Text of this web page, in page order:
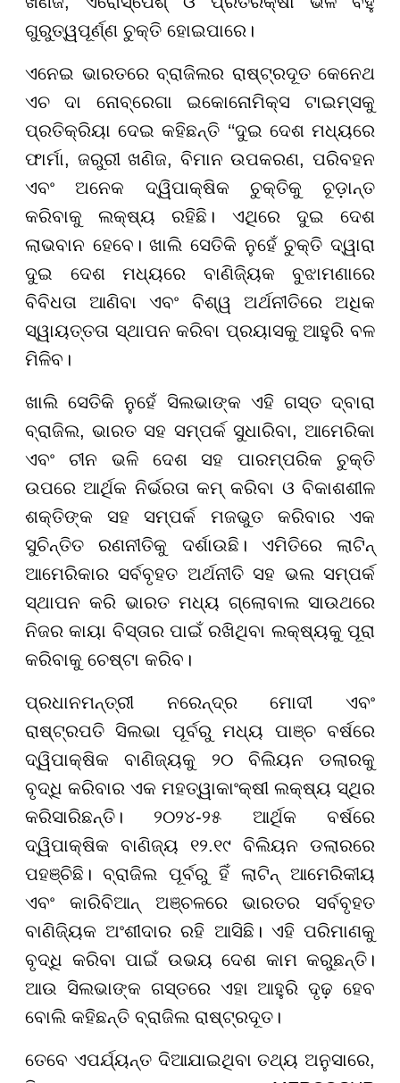
ଗୁରୁତ୍ୱପୂର୍ଣ୍ଣ ଚୁକ୍ତି ହୋଇପାରେ।
ଏନେଇ ଭାରତରେ ବ୍ରାଜିଲର ରାଷ୍ଟ୍ରଦୂତ କେନେଥ
ଏଚ ଦା ନୋବ୍ରେଗା ଇକୋନୋମିକ୍ସ ଟାଇମ୍ସକୁ
ପ୍ରତିକ୍ରିୟା ଦେଇ କହିଛନ୍ତି ‘‘ଦୁଇ ଦେଶ ମଧ୍ୟରେ
ଫାର୍ମା, ଜରୁରୀ ଖଣିଜ, ବିମାନ ଉପକରଣ, ପରିବହନ
ଏବଂ ଅନେକ ଦ୍ୱିପାକ୍ଷିକ ଚୁକ୍ତିକୁ ଚୂଡ଼ାନ୍ତ
କରିବାକୁ ଲକ୍ଷ୍ୟ ରହିଛି। ଏଥିରେ ଦୁଇ ଦେଶ
ଲାଭବାନ ହେବେ। ଖାଲି ସେତିକି ନୁହେଁ ଚୁକ୍ତି ଦ୍ୱାରା
ଦୁଇ ଦେଶ ମଧ୍ୟରେ ବାଣିଜ୍ୟିକ ବୁଝାମଣାରେ
ବିବିଧତା ଆଣିବା ଏବଂ ବିଶ୍ୱ ଅର୍ଥନୀତିରେ ଅଧିକ
ସ୍ୱାୟତ୍ତତା ସ୍ଥାପନ କରିବା ପ୍ରୟାସକୁ ଆହୁରି ବଳ
ମିଳିବ।
ଖାଲି ସେତିକି ନୁହେଁ ସିଲଭାଙ୍କ ଏହି ଗସ୍ତ ଦ୍ବାରା
ବ୍ରାଜିଲ, ଭାରତ ସହ ସମ୍ପର୍କ ସୁଧାରିବା, ଆମେରିକା
ଏବଂ ଚୀନ ଭଳି ଦେଶ ସହ ପାରମ୍ପରିକ ଚୁକ୍ତି
ଉପରେ ଆର୍ଥିକ ନିର୍ଭରତା କମ୍ କରିବା ଓ ବିକାଶଶୀଳ
ଶକ୍ତିଙ୍କ ସହ ସମ୍ପର୍କ ମଜଭୁତ କରିବାର ଏକ
ସୁଚିନ୍ତିତ ରଣନୀତିକୁ ଦର୍ଶାଉଛି। ଏମିତିରେ ଲାଟିନ୍
ଆମେରିକାର ସର୍ବବୃହତ ଅର୍ଥନୀତି ସହ ଭଲ ସମ୍ପର୍କ
ସ୍ଥାପନ କରି ଭାରତ ମଧ୍ୟ ଗ୍ଲୋବାଲ ସାଉଥରେ
ନିଜର କାୟା ବିସ୍ତାର ପାଇଁ ରଖିଥିବା ଲକ୍ଷ୍ୟକୁ ପୂରା
କରିବାକୁ ଚେଷ୍ଟା କରିବ।
ପ୍ରଧାନମନ୍ତ୍ରୀ ନରେନ୍ଦ୍ର ମୋଦୀ ଏବଂ
ରାଷ୍ଟ୍ରପତି ସିଲଭା ପୂର୍ବରୁ ମଧ୍ୟ ପାଞ୍ଚ ବର୍ଷରେ
ଦ୍ୱିପାକ୍ଷିକ ବାଣିଜ୍ୟକୁ ୨୦ ବିଲିୟନ ଡଲାରକୁ
ବୃଦ୍ଧି କରିବାର ଏକ ମହତ୍ୱାକାଂକ୍ଷୀ ଲକ୍ଷ୍ୟ ସ୍ଥିର
କରିସାରିଛନ୍ତି। ୨୦୨୪-୨୫ ଆର୍ଥିକ ବର୍ଷରେ
ଦ୍ୱିପାକ୍ଷିକ ବାଣିଜ୍ୟ ୧୨.୧୯ ବିଲିୟନ ଡଲାରରେ
ପହଞ୍ଚିଛି। ବ୍ରାଜିଲ ପୂର୍ବରୁ ହିଁ ଲାଟିନ୍ ଆମେରିକୀୟ
ଏବଂ କାରିବିଆନ୍ ଅଞ୍ଚଳରେ ଭାରତର ସର୍ବବୃହତ
ବାଣିଜ୍ୟିକ ଅଂଶୀଦାର ରହି ଆସିଛି। ଏହି ପରିମାଣକୁ
ବୃଦ୍ଧି କରିବା ପାଇଁ ଉଭୟ ଦେଶ କାମ କରୁଛନ୍ତି।
ଆଉ ସିଲଭାଙ୍କ ଗସ୍ତରେ ଏହା ଆହୁରି ଦୃଢ଼ ହେବ
ବୋଲି କହିଛନ୍ତି ବ୍ରାଜିଲ ରାଷ୍ଟ୍ରଦୂତ।
ତେବେ ଏପର୍ଯ୍ୟନ୍ତ ଦିଆଯାଇଥିବା ତଥ୍ୟ ଅନୁସାରେ,